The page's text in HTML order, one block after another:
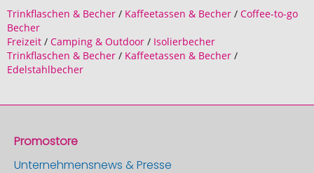
Trinkflaschen & Becher / Kaffeetassen & Becher / Coffee-to-go
Becher
Freizeit / Camping & Outdoor / Isolierbecher
Trinkflaschen & Becher / Kaffeetassen & Becher /
Edelstahlbecher
Promostore
Unternehmensnews & Presse